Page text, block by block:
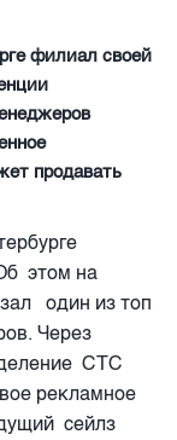
филиал своей
продавать
этом на
один из топ
Через
СТС
рекламное
сейлз